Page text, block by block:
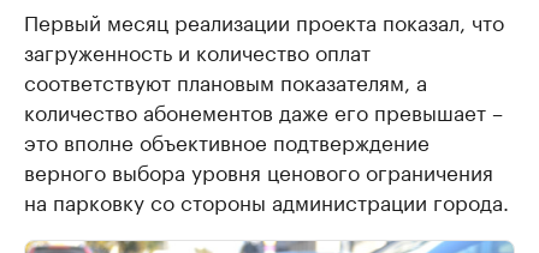
Первый месяц реализации проекта показал, что
загруженность и количество оплат
соответствуют плановым показателям, а
количество абонементов даже его превышает –
это вполне объективное подтверждение
верного выбора уровня ценового ограничения
на парковку со стороны администрации города.